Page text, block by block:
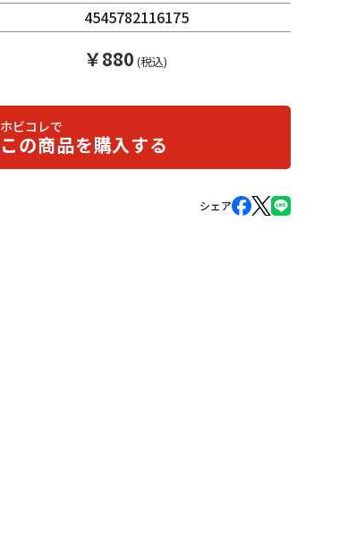
4545782116175
￥880 (税込)
ホビコレで
この商品を購入する
シェア